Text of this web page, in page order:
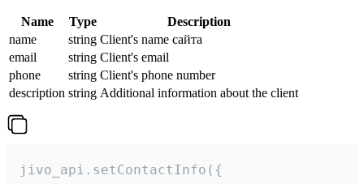
Name Type
Description
name
string Client's name сайта
email
string Client's email
phone
string Client's phone number
description string Additional information about the client
jivo_api.setContactInfo({